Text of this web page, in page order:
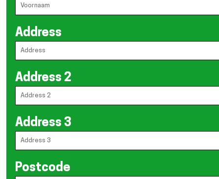
Address
Address 2
Address 3
Postcode